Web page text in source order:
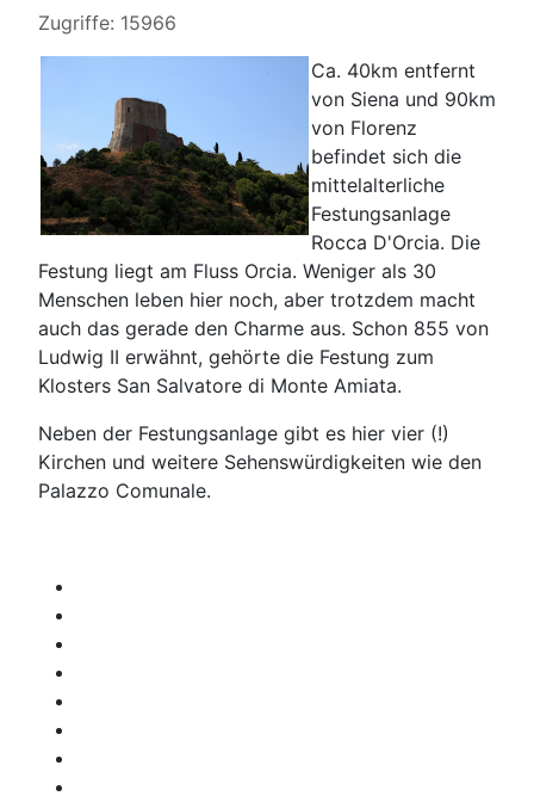
Details
Zugriffe: 15966
Ca. 40km entfernt
von Siena und 90km
von Florenz
befindet sich die
mittelalterliche
Festungsanlage
Rocca D'Orcia. Die
Festung liegt am Fluss Orcia. Weniger als 30
Menschen leben hier noch, aber trotzdem macht
auch das gerade den Charme aus. Schon 855 von
Ludwig II erwähnt, gehörte die Festung zum
Klosters San Salvatore di Monte Amiata.
Neben der Festungsanlage gibt es hier vier (!)
Kirchen und weitere Sehenswürdigkeiten wie den
Palazzo Comunale.